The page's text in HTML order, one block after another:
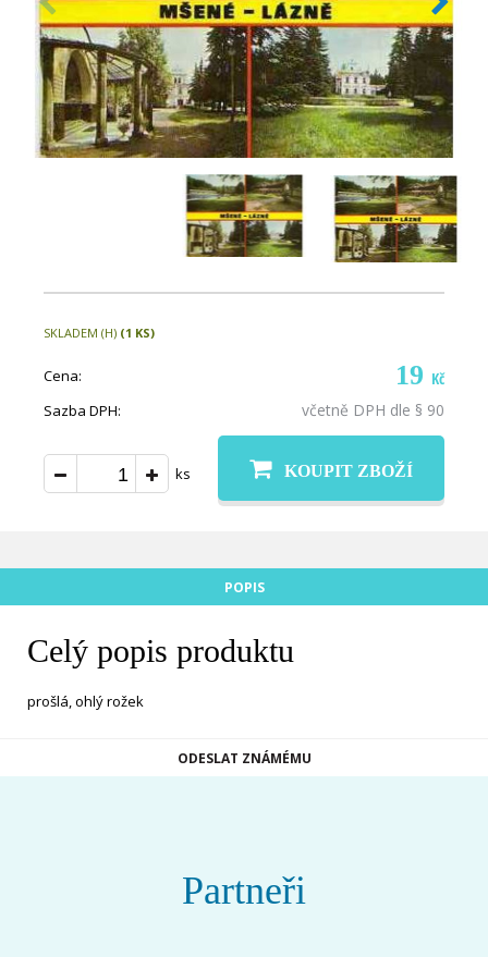
SKLADEM (H) (1 KS)
Cena: 19 Kč
Sazba DPH: včetně DPH dle § 90
ks KOUPIT ZBOŽÍ
POPIS
Celý popis produktu
prošlá, ohlý rožek
ODESLAT ZNÁMÉMU
Partneři